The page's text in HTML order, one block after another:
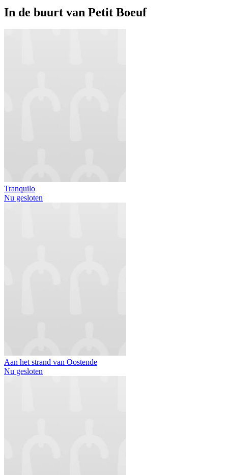
In de buurt van Petit Boeuf
Tranquilo
Nu gesloten
Aan het strand van Oostende
Nu gesloten